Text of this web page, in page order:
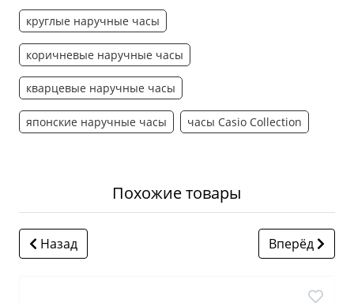
круглые наручные часы
коричневые наручные часы
кварцевые наручные часы
японские наручные часы часы Casio Collection
Похожие товары
Назад Вперёд